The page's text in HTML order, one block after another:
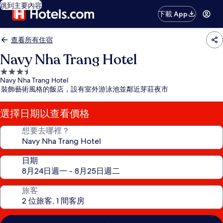
跳到主要內容
下載 App
查看所有住宿
Navy Nha Trang Hotel
3.5
星
級
住
宿
Navy Nha Trang Hotel
裝飾藝術風格的飯店，設有室外游泳池並鄰近芽莊夜市
選擇日期以查看價格
想要去哪裡？
日期
旅客